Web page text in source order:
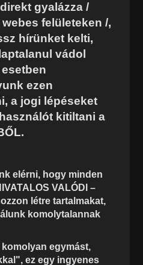
gyalázza /
felületeken /,
hírünket kelti,
vádol
ezen
a jogi lépéseket
kitiltani a
elérni, hogy minden
VALÓDI –
létre tartalmakat,
komolytalannak
egymást,
ez egy ingyenes